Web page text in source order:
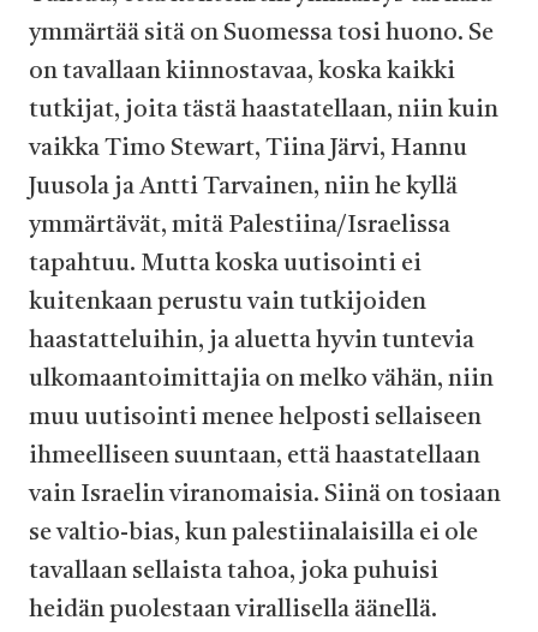
ymmärtää sitä on Suomessa tosi huono. Se
on tavallaan kiinnostavaa, koska kaikki
tutkijat, joita tästä haastatellaan, niin kuin
vaikka Timo Stewart, Tiina Järvi, Hannu
Juusola ja Antti Tarvainen, niin he kyllä
ymmärtävät, mitä Palestiina/Israelissa
tapahtuu. Mutta koska uutisointi ei
kuitenkaan perustu vain tutkijoiden
haastatteluihin, ja aluetta hyvin tuntevia
ulkomaantoimittajia on melko vähän, niin
muu uutisointi menee helposti sellaiseen
ihmeelliseen suuntaan, että haastatellaan
vain Israelin viranomaisia. Siinä on tosiaan
se valtio-bias, kun palestiinalaisilla ei ole
tavallaan sellaista tahoa, joka puhuisi
heidän puolestaan virallisella äänellä.